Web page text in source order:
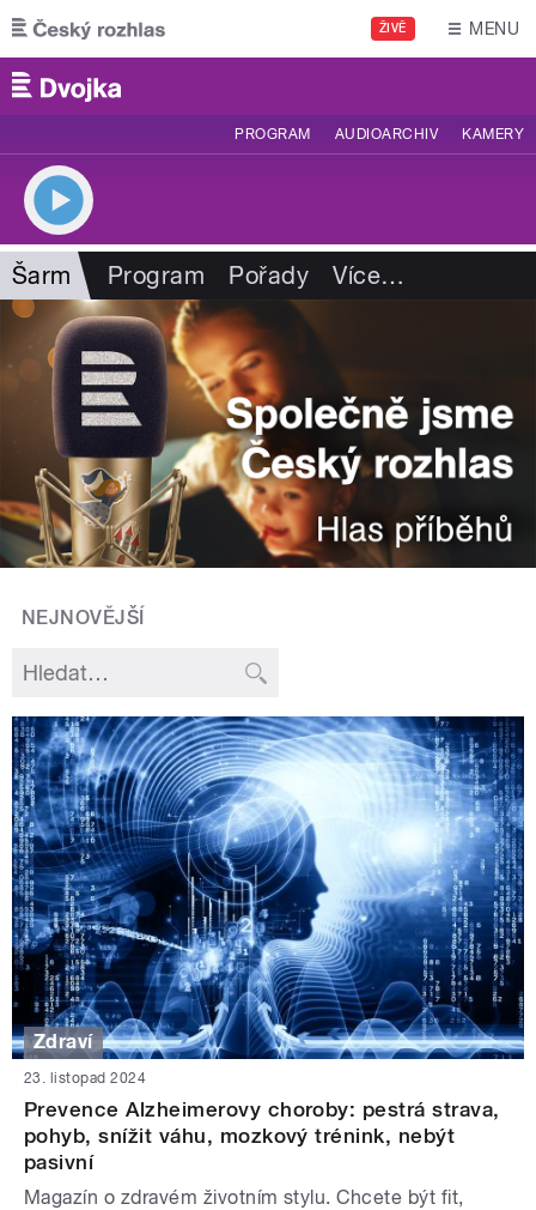
Přejít k hlavnímu obsahu
ŽIVĚ MENU
PROGRAM AUDIOARCHIV KAMERY
Šarm Program Pořady Více…
NEJNOVĚJŠÍ
Zdraví
23. listopad 2024
Prevence Alzheimerovy choroby: pestrá strava,
pohyb, snížit váhu, mozkový trénink, nebýt
pasivní
Magazín o zdravém životním stylu. Chcete být fit,